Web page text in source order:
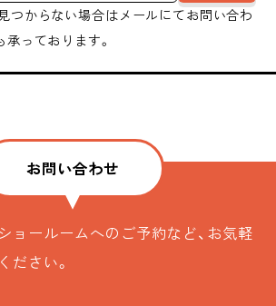
つからない場合はメールにてお問い合わ
承っております。
お問い合わせ
ョールームへのご予約など、お気軽
ださい。